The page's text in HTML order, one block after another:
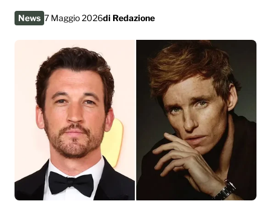
News 7 Maggio 2026di Redazione